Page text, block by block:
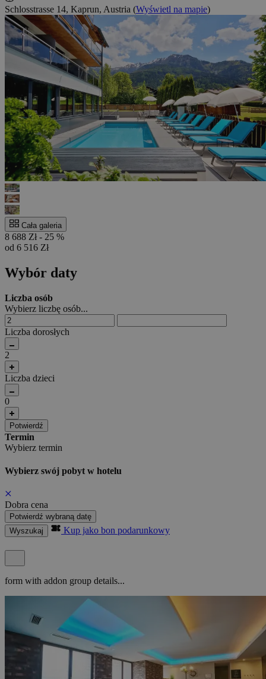
Schlosstrasse 14, Kaprun, Austria (Wyświetl na mapie)
Cała galeria
8 688 Zł- 25 %
od 6 516 Zł
Wybór daty
Liczba osób
Wybierz liczbę osób...
Liczba dorosłych
2
Liczba dzieci
0
Potwierdź
Termin
Wybierz termin
Wybierz swój pobyt w hotelu
Dobra cena
Potwierdź wybraną datę
Wyszukaj
Kup jako bon podarunkowy
form with addon group details...